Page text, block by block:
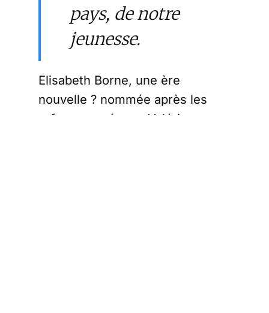
pays, de notre
jeunesse.
Elisabeth Borne, une ère
nouvelle ? nommée après les
refus opposés par Valérie